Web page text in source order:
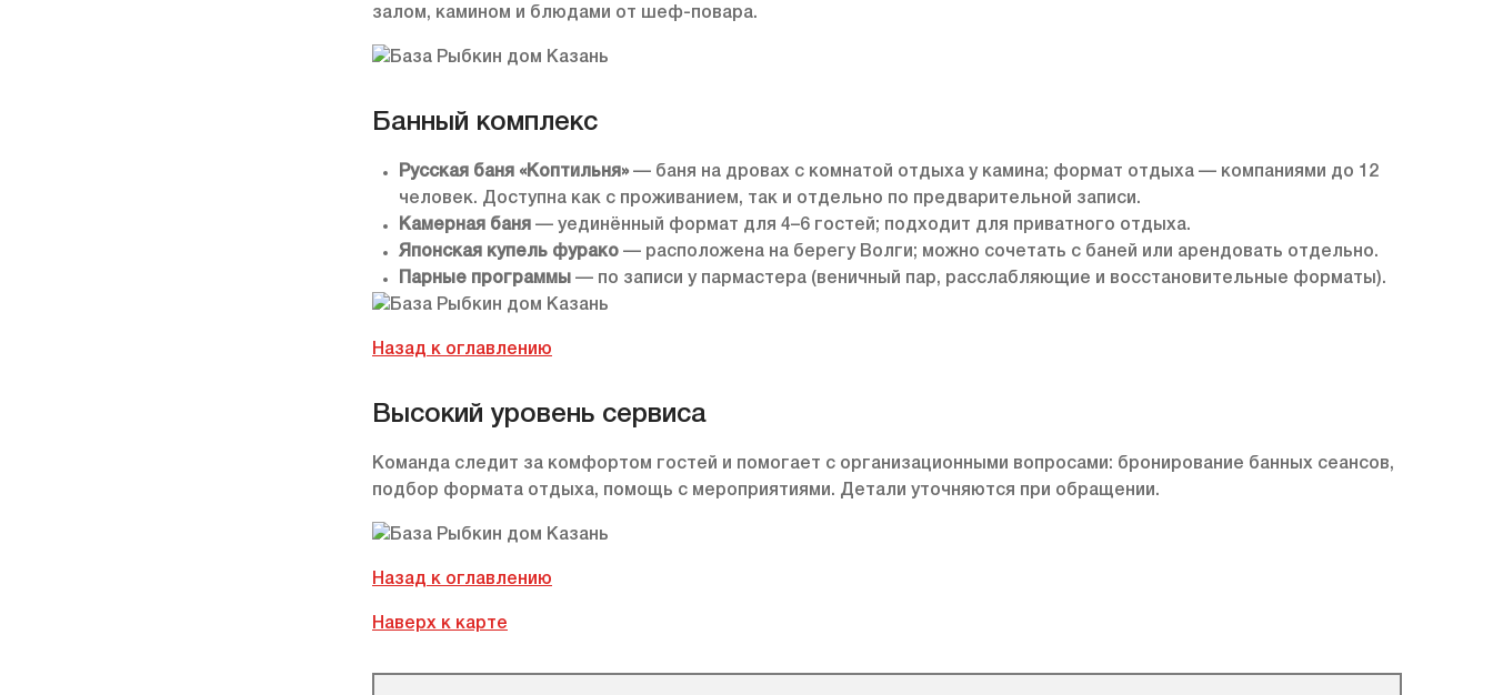
залом, камином и блюдами от шеф-повара.
Банный комплекс
Русская баня «Коптильня» — баня на дровах с комнатой отдыха у камина; формат отдыха — компаниями до 12
человек. Доступна как с проживанием, так и отдельно по предварительной записи.
Камерная баня — уединённый формат для 4–6 гостей; подходит для приватного отдыха.
Японская купель фурако — расположена на берегу Волги; можно сочетать с баней или арендовать отдельно.
Парные программы — по записи у пармастера (веничный пар, расслабляющие и восстановительные форматы).
Назад к оглавлению
Высокий уровень сервиса
Команда следит за комфортом гостей и помогает с организационными вопросами: бронирование банных сеансов,
подбор формата отдыха, помощь с мероприятиями. Детали уточняются при обращении.
Назад к оглавлению
Наверх к карте